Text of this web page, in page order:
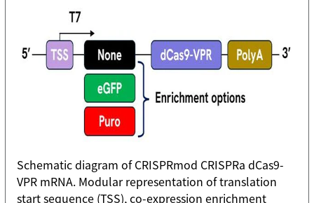
Schematic diagram of CRISPRmod CRISPRa dCas9-
VPR mRNA. Modular representation of translation
start sequence (TSS), co-expression enrichment